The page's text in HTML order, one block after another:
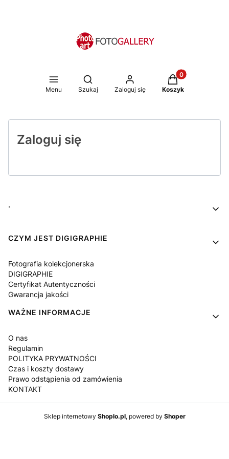
Menu
Otwórz wyszukiwarkę
Szukaj Zaloguj się
Produkty w
Koszyk
Zaloguj się
Linki w stopce
.
CZYM JEST DIGIGRAPHIE
Fotografia kolekcjonerska
DIGIGRAPHIE
Certyfikat Autentyczności
Gwarancja jakości
WAŻNE INFORMACJE
O nas
Regulamin
POLITYKA PRYWATNOŚCI
Czas i koszty dostawy
Prawo odstąpienia od zamówienia
KONTAKT
Sklep internetowy Shoplo.pl, powered by Shoper